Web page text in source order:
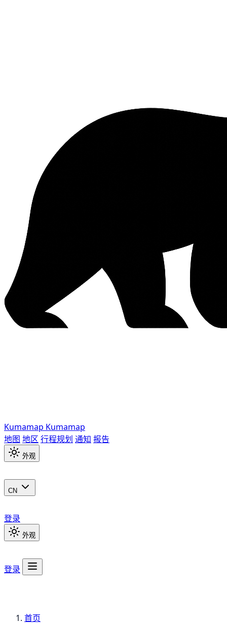
Kumamap Kumamap
地图 地区 行程规划 通知 报告
外观
CN
登录
外观
登录
首页